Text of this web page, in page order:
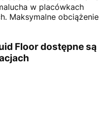
w placówkach
Maksymalne obciążenie
Floor dostępne są